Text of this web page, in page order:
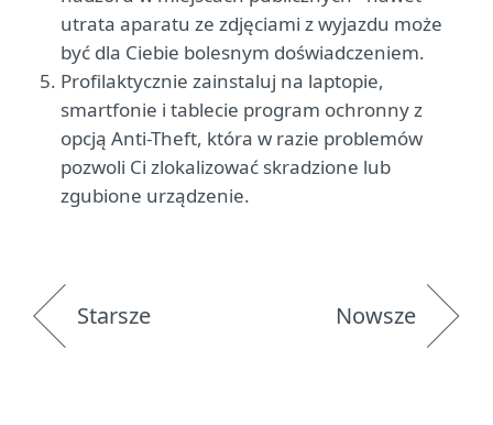
utrata aparatu ze zdjęciami z wyjazdu może
być dla Ciebie bolesnym doświadczeniem.
Profilaktycznie zainstaluj na laptopie,
smartfonie i tablecie program ochronny z
opcją Anti-Theft, która w razie problemów
pozwoli Ci zlokalizować skradzione lub
zgubione urządzenie.
Starsze Nowsze